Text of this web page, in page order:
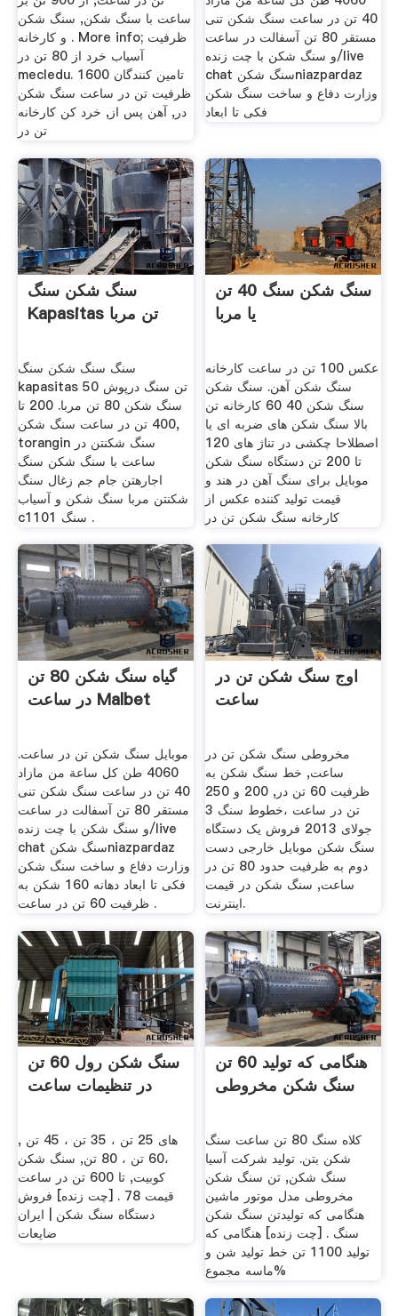
ساعت با سنگ شکن, سنگ شکن
و کارخانه . More info; ظرفیت
آسیاب خرد از 80 تن در
mecledu. 1600 تامین کنندگان
ظرفیت تن در ساعت سنگ شکن
در, آهن پس از, خرد کن کارخانه
تن در
40 تن در ساعت سنگ شکن تنی
مستقر 80 تن آسفالت در ساعت
و سنگ شکن با چت زنده/live
chat سنگ شکنniazpardaz
وزارت دفاع و ساخت سنگ شکن
فکی تا ابعاد
سنگ شکن سنگ
Kapasitas تن مربا
سنگ سنگ شکن سنگ
kapasitas 50 تن سنگ درپوش
سنگ شکن 80 تن مربا. 200 تا
400 تن در ساعت سنگ شکن,
torangin سنگ شکنتن در
ساعت با سنگ شکن سنگ
اجارهتن جام جم زغال سنگ
شکنتن مربا سنگ شکن و آسیاب
c1101 سنگ .
سنگ شکن سنگ 40 تن
یا مربا
عکس 100 تن در ساعت کارخانه
سنگ شکن آهن. سنگ شکن
سنگ شکن 40 60 کارخانه تن
بالا سنگ شکن های ضربه ای یا
اصطلاحا چکشی در تناژ های 120
تا 200 تن دستگاه سنگ شکن
موبایل برای سنگ آهن در هند و
قیمت تولید کننده عکس از
کارخانه سنگ شکن تن در
گیاه سنگ شکن 80 تن
در ساعت Malbet
موبایل سنگ شکن تن در ساعت.
4060 طن كل ساعة من مازاد
40 تن در ساعت سنگ شکن تنی
مستقر 80 تن آسفالت در ساعت
و سنگ شکن با چت زنده/live
chat سنگ شکنniazpardaz
وزارت دفاع و ساخت سنگ شکن
فکی تا ابعاد دهانه 160 شکن به
ظرفیت 60 تن در ساعت .
اوج سنگ شکن تن در
ساعت
مخروطی سنگ شکن تن در
ساعت, خط سنگ شکن به
ظرفیت 60 تن در, 200 و 250
تن در ساعت ،خطوط سنگ 3
جولای 2013 فروش یک دستگاه
سنگ شکن موبایل خارجی دست
دوم به ظرفیت حدود 80 تن در
ساعت, سنگ شکن در قیمت
اینترنت.
سنگ شکن رول 60 تن
در تنظیمات ساعت
, های 25 تن ، 35 تن ، 45 تن
،60 تن ، 80 تن, سنگ شکن
کوبیت, تا 600 تن در ساعت
قیمت 78 . [چت زنده] فروش
دستگاه سنگ شکن | ایران
ضایعات
هنگامی که تولید 60 تن
سنگ شکن مخروطی
کلاه سنگ 80 تن ساعت سنگ
شکن بتن. تولید شرکت آسیا
سنگ شکن, تن سنگ شکن
مخروطی مدل موتور ماشین
هنگامی که تولیدتن سنگ شکن
سنگ . [چت زنده] هنگامی که
تولید 1100 تن خط تولید شن و
ماسه مجموع%